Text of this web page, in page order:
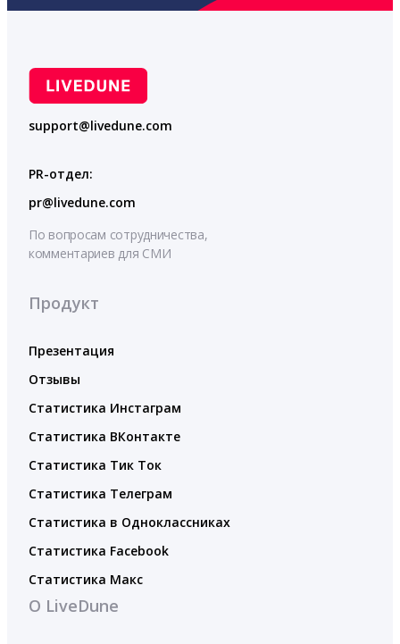
support@livedune.com
PR-отдел:
pr@livedune.com
По вопросам сотрудничества,
комментариев для СМИ
Продукт
Презентация
Отзывы
Статистика Инстаграм
Статистика ВКонтакте
Статистика Тик Ток
Статистика Телеграм
Статистика в Одноклассниках
Статистика Facebook
Статистика Макс
О LiveDune